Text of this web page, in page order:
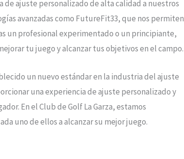
de ajuste personalizado de alta calidad a nuestros
avanzadas como FutureFit33, que nos permiten
un profesional experimentado o un principiante,
tu juego y alcanzar tus objetivos en el campo.
un nuevo estándar en la industria del ajuste
una experiencia de ajuste personalizado y
En el Club de Golf La Garza, estamos
uno de ellos a alcanzar su mejor juego.